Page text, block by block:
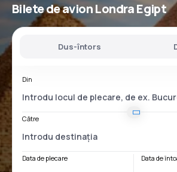
Bilete de avionLondra Egipt
Dus-întors
Din
Către
Data de plecare Data de